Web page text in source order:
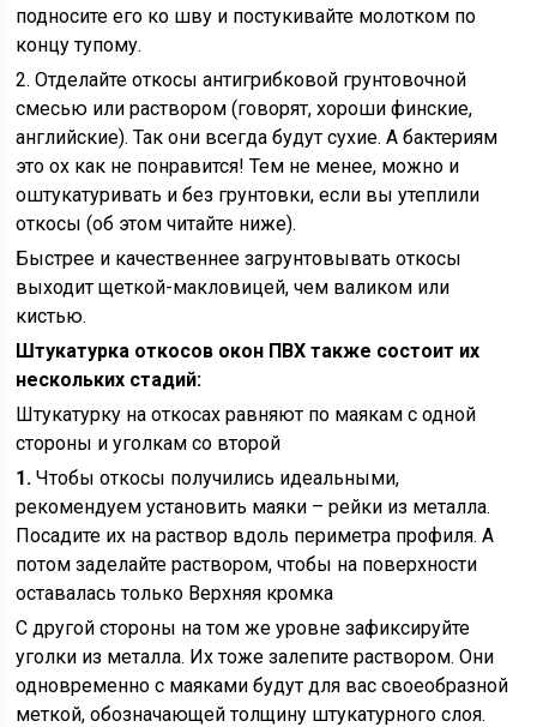
подносите его ко шву и постукивайте молотком по
концу тупому.
2. Отделайте откосы антигрибковой грунтовочной
смесью или раствором (говорят, хороши финские,
английские). Так они всегда будут сухие. А бактериям
это ох как не понравится! Тем не менее, можно и
оштукатуривать и без грунтовки, если вы утеплили
откосы (об этом читайте ниже).
Быстрее и качественнее загрунтовывать откосы
выходит щеткой-макловицей, чем валиком или
кистью.
Штукатурка откосов окон ПВХ также состоит их
нескольких стадий:
Штукатурку на откосах равняют по маякам с одной
стороны и уголкам со второй
1. Чтобы откосы получились идеальными,
рекомендуем установить маяки – рейки из металла.
Посадите их на раствор вдоль периметра профиля. А
потом заделайте раствором, чтобы на поверхности
оставалась только Верхняя кромка
С другой стороны на том же уровне зафиксируйте
уголки из металла. Их тоже залепите раствором. Они
одновременно с маяками будут для вас своеобразной
меткой, обозначающей толщину штукатурного слоя.